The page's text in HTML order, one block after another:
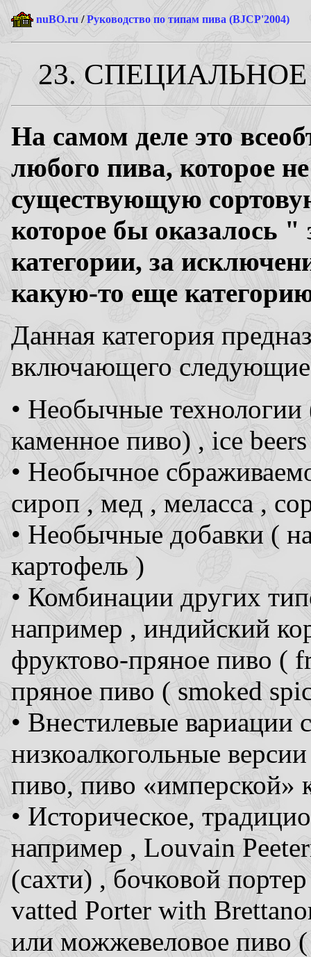
nuBO.ru /Руководство по типам пива (BJCP'2004)
23. СПЕЦИАЛЬНОЕ
На самом деле это
любого пива, которое
существующую
которое бы оказалось
категории, за
какую-то еще
Данная категория
включающего следующие
• Необычные
каменное пиво) , ice
• Необычное
сироп , мед , меласса ,
• Необычные добавки (
картофель )
• Комбинации других
например , индийский
фруктово-пряное пиво (
пряное пиво ( smoked
• Внестилевые
низкоалкогольные
пиво, пиво «имперской»
• Историческое,
например , Louvain
(сахти) , бочковой
vatted Porter with
или можжевеловое пиво